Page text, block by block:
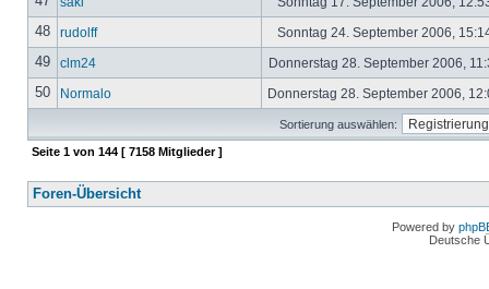
48 rudolff Sonntag 24. September 2006,
49 clm24 Donnerstag 28. September 2006,
50 Normalo Donnerstag 28. September 2006,
Sortierung auswählen:
Seite 1 von 144 [ 7158 Mitglieder ]
Foren-Übersicht
Powered by
Deutsche